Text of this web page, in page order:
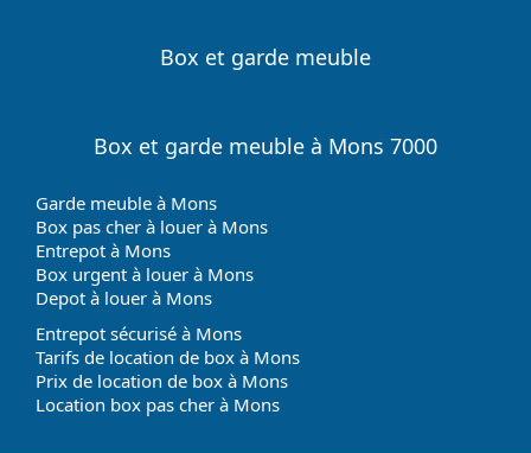
Box et garde meuble
Box et garde meuble à Mons 7000
Garde meuble à Mons
Box pas cher à louer à Mons
Entrepot à Mons
Box urgent à louer à Mons
Depot à louer à Mons
Entrepot sécurisé à Mons
Tarifs de location de box à Mons
Prix de location de box à Mons
Location box pas cher à Mons